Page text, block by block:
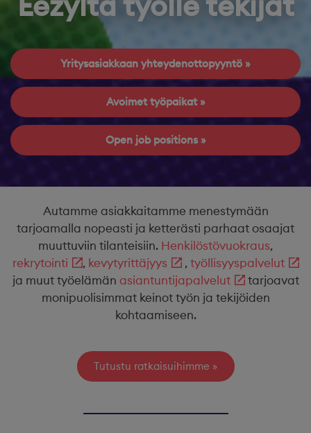
Yritysasiakkaan yhteydenottopyyntö
Avoimet työpaikat
Open job positions
Autamme asiakkaitamme menestymään
tarjoamalla nopeasti ja ketterästi parhaat osaajat
muuttuviin tilanteisiin. Henkilöstövuokraus,
rekrytointi
, kevytyrittäjyys ,työllisyyspalvelut
ja muut työelämän asiantuntijapalvelut
tarjoavat
monipuolisimmat keinot työn ja tekijöiden
kohtaamiseen.
Tutustu ratkaisuihimme